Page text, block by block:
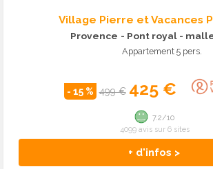
Village Pierre et Vacances
Provence - Pont royal -
Appartement 5 pers.
- 15 % 499 € 425 €
+ d'infos >
7.2/10
4099 avis sur 6 sites